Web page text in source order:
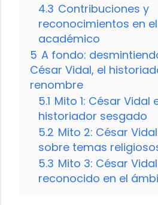
4.3 Contribuciones y
reconocimientos en
académico
5 A fondo:
César Vidal, el
renombre
5.1 Mito 1: César Vidal
historiador sesgado
5.2 Mito 2: César
sobre temas
5.3 Mito 3: César
reconocido en el